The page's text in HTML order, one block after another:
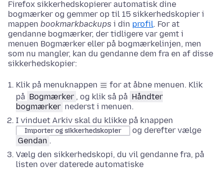
Firefox sikkerhedskopierer automatisk dine
bogmærker og gemmer op til 15 sikkerhedskopier i
mappen bookmarkbackups i din profil. For at
gendanne bogmærker, der tidligere var gemt i
menuen Bogmærker eller på bogmærkelinjen, men
som nu mangler, kan du gendanne dem fra en af disse
sikkerhedskopier:
Klik på menuknappen
for at åbne menuen. Klik
på Bogmærker , og klik så på Håndter
bogmærker nederst i menuen.
I vinduet Arkiv skal du klikke på knappen
Importer og sikkerhedskopier
og derefter vælge
Gendan .
Vælg den sikkerhedskopi, du vil gendanne fra, på
listen over daterede automatiske